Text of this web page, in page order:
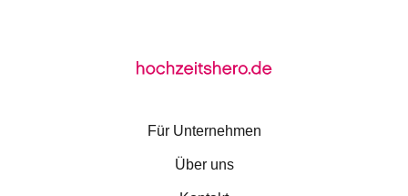
Für Unternehmen
Über uns